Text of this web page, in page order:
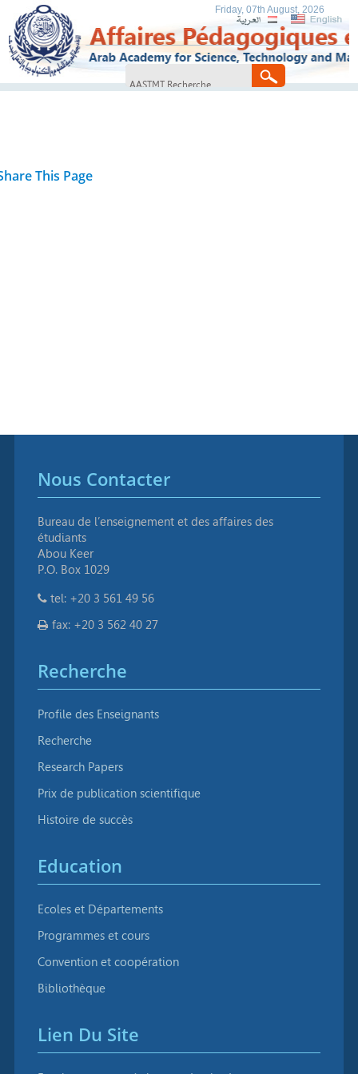
Friday, 07th August, 2026
This Page
Nous Contacter
Bureau de l’enseignement et des affaires des
étudiants
Abou Keer
P.O. Box 1029
tel: +20 3 561 49 56
fax: +20 3 562 40 27
Recherche
Profile des Enseignants
Recherche
Research Papers
Prix de publication scientifique
Histoire de succès
Education
Ecoles et Départements
Programmes et cours
Convention et coopération
Bibliothèque
Lien Du Site